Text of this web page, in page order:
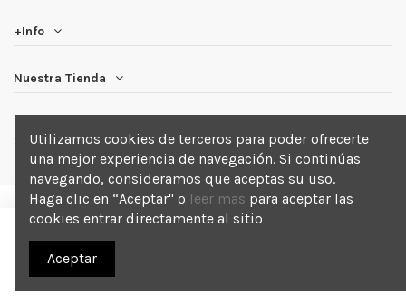
+Info
Nuestra Tienda
Utilizamos cookies de terceros para poder ofrecerte
una mejor experiencia de navegación. Si continúas
navegando, consideramos que aceptas su uso.
Haga clic en “Aceptar" o leer mas para aceptar las
cookies entrar directamente al sitio
Aceptar